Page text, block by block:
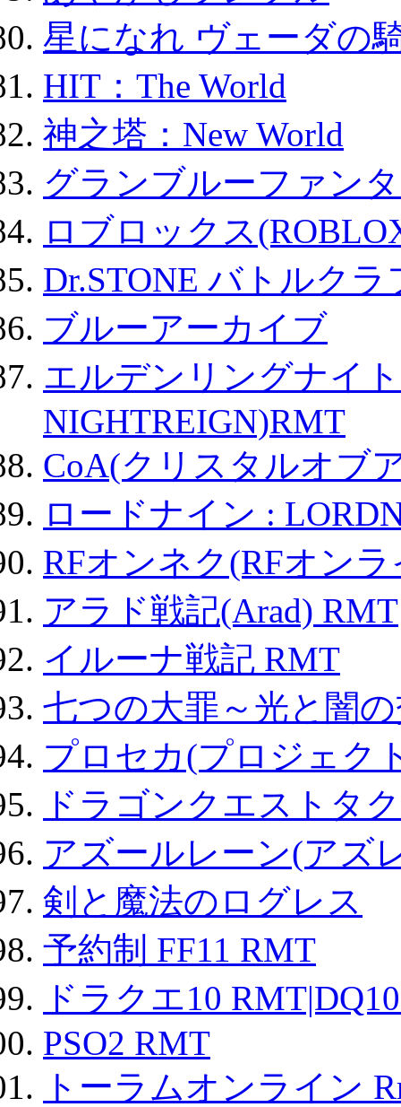
星になれ ヴェーダの
HIT：The World
神之塔：New World
グランブルーファン
ロブロックス
Dr.STONE バトルク
ブルーアーカイブ
エルデンリングナイ
NIGHTREIGN)RMT
CoA(クリスタルオブ
ロードナイン :
RFオンネク(RFオン
アラド戦記(Arad) RMT
イルーナ戦記 RMT
七つの大罪～光と闇
プロセカ(プロジェク
ドラゴンクエストタ
アズールレーン(アズ
剣と魔法のログレス
予約制 FF11 RMT
ドラクエ10
PSO2 RMT
トーラムオンライン